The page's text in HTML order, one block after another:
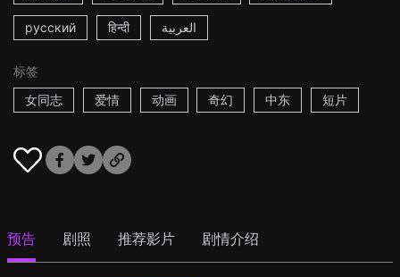
русский हिन्दी العربية
标签
女同志
爱情 动画 奇幻 中东 短片
预告 剧照 推荐影片 剧情介绍